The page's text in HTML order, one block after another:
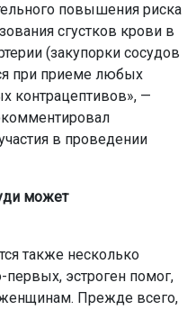
повышения риска
сгустков крови в
(закупорки сосудов
при приеме любых
контрацептивов», —
в проведении
может
также несколько
эстроген помог,
Прежде всего,